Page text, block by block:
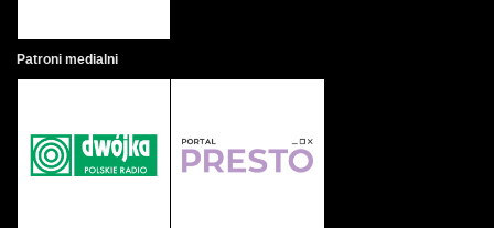
Patroni medialni